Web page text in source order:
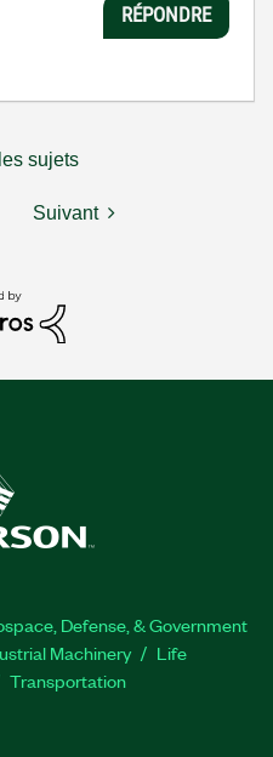
RÉPONDRE
sujets
Suivant
Defense, & Government
Machinery
Life
Transportation